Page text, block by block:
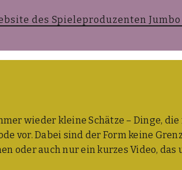
des Spie­le­pro­du­zen­ten Jum­bo
wie­der klei­ne Schät­ze – Din­ge,
vor. Dabei sind der Form kei­ne
oder auch nur ein kur­zes Video,